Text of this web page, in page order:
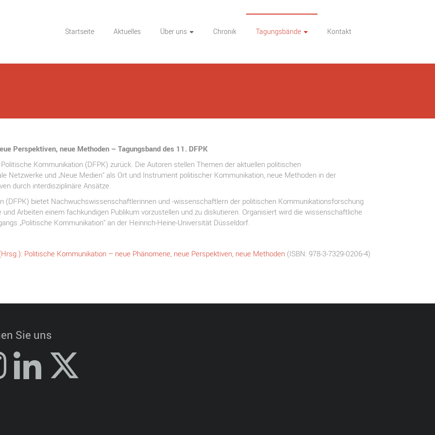
Startseite Aktuelles Über uns Chronik Tagungsbände Kontakt
Perspektiven, neue Methoden – Tagungsband des 11. DFPK
Kommunikation (DFPK) zurück. Die Autoren stellen Themen der aktuellen politischen
Netzwerke und „Neue Medien“ als Ort und Instrument politischer Kommunikation, neue Methoden in der
durch interdisziplinäre Ansätze.
(DFPK) bietet Nachwuchswissenschaftlerinnen und -wissenschaftlern der politischen Kommunikationsforschung
Arbeiten einem fachkundigen Publikum vorzustellen und zu diskutieren. Organisiert wird die wissenschaftliche
„Politische Kommunikation“ an der Heinrich-Heine-Universität Düsseldorf.
Politische Kommunikation – neue Phänomene, neue Perspektiven, neue Methoden (ISBN: 978-3-7329-0206-4)
Sie uns